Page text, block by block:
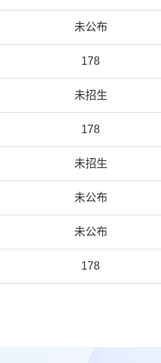
未公布
178
未招生
178
未招生
未公布
未公布
178